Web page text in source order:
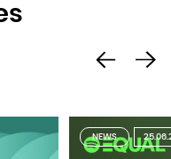
NEWS